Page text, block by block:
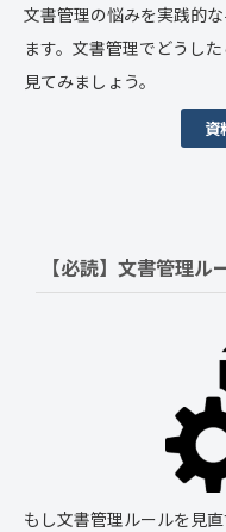
文書管理の悩みを実践的
ます。文書管理でどうし
見てみましょう。
資
【必読】文書管理ル
もし文書管理ルールを見